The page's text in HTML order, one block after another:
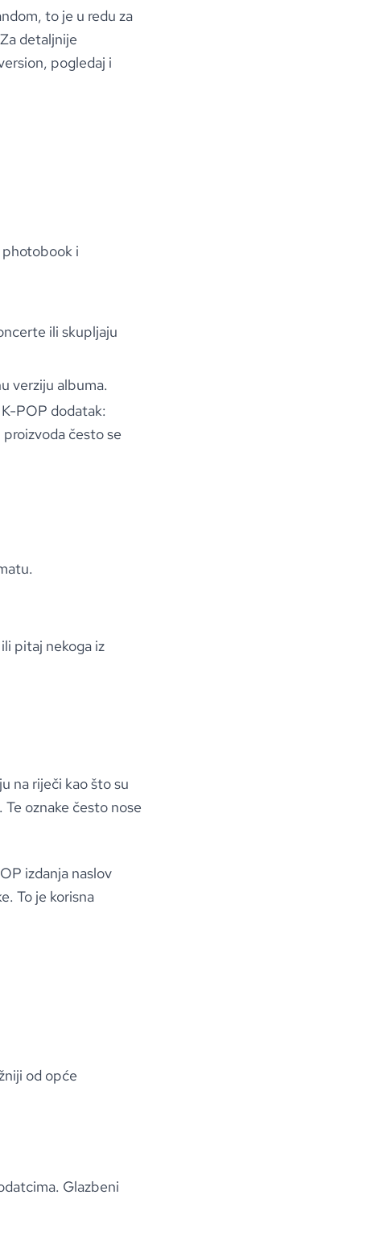
to je u redu za
detaljnije
pogledaj i
i
ili skupljaju
verziju albuma.
POP dodatak:
često se
pitaj nekoga iz
na riječi kao što su
Te oznake često nose
izdanja naslov
To je korisna
od opće
Glazbeni